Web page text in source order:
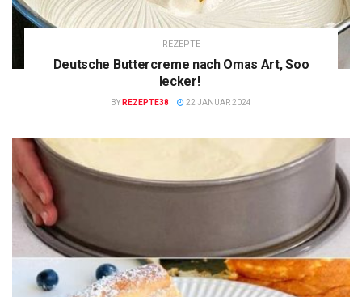
REZEPTE
Deutsche Buttercreme nach Omas Art, Soo
lecker!
BY REZEPTE38 22 JANUAR 2024